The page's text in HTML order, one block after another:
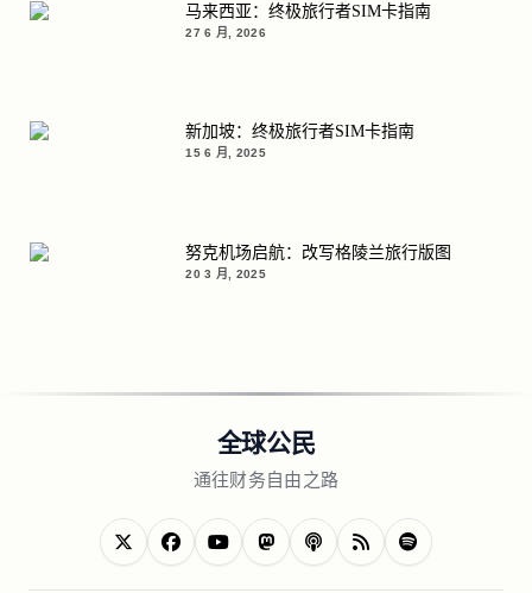
马来西亚：终极旅行者SIM卡指南
27 6 月, 2026
新加坡：终极旅行者SIM卡指南
15 6 月, 2025
努克机场启航：改写格陵兰旅行版图
20 3 月, 2025
全球公民
通往财务自由之路